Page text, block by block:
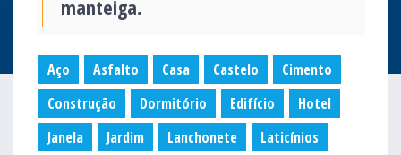
manteiga.
Aço Asfalto Casa Castelo
Cimento
Construção
Dormitório Edifício
Hotel
Janela
Jardim Lanchonete
Laticínios